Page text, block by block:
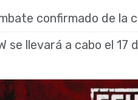
confirmado de la
se llevará a cabo el